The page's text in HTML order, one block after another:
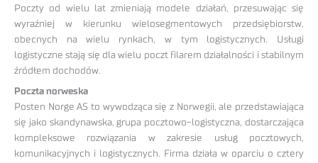
Poczty od wielu lat zmieniają modele działań, przesuwając się
wyraźniej w kierunku wielosegmentowych przedsiębiorstw,
obecnych na wielu rynkach, w tym logistycznych. Usługi
logistyczne stają się dla wielu poczt filarem działalności i stabilnym
źródłem dochodów.
Poczta norweska
Posten Norge AS to wywodząca się z Norwegii, ale przedstawiająca
się jako skandynawska, grupa pocztowo-logistyczna, dostarczająca
kompleksowe rozwiązania w zakresie usług pocztowych,
komunikacyjnych i logistycznych. Firma działa w oparciu o cztery